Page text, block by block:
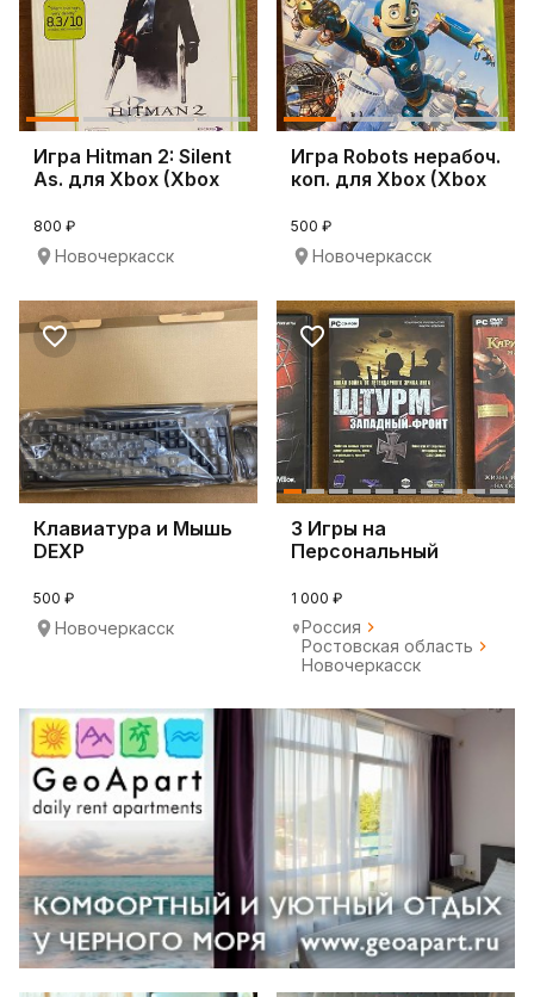
Игра Hitman 2: Silent
As. для Xbox (Xbox
800 ₽
Новочеркасск
Игра Robots нерабоч.
коп. для Xbox (Xbox
500 ₽
Новочеркасск
Клавиатура и Мышь
DEXP
500 ₽
Новочеркасск
3 Игры на
Персональный
1 000 ₽
Россия
Ростовская область
Новочеркасск